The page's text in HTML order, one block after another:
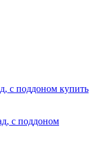
с поддоном